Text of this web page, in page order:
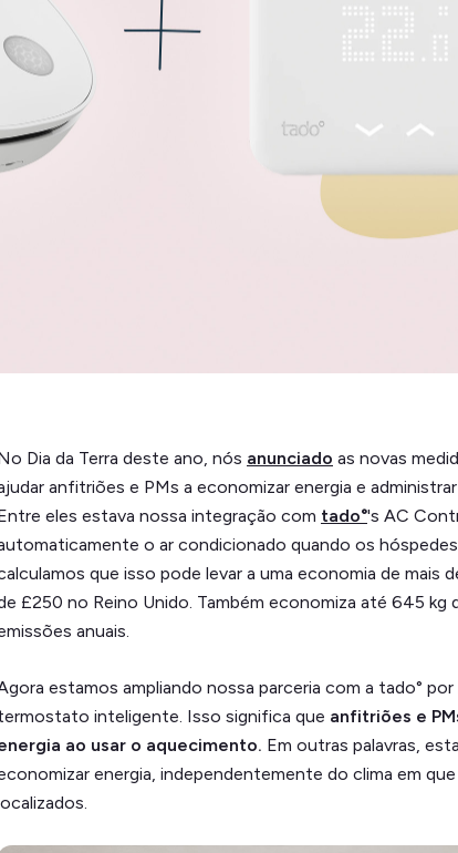
Dia da Terra deste ano, nós anunciado as novas
anfitriões e PMs a economizar energia e
eles estava nossa integração com tado°'s AC
o ar condicionado quando os
que isso pode levar a uma economia de mais
£250 no Reino Unido. Também economiza até 645 kg
anuais.
estamos ampliando nossa parceria com a tado°
inteligente. Isso significa que anfitriões e
ao usar o aquecimento. Em outras palavras,
energia, independentemente do clima em